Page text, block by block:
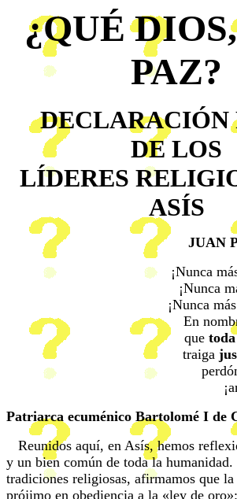
¿QUÉ
PAZ?
DE LOS
LÍDERES
ASÍS
JUAN
¡Nunca
¡Nunca
¡Nunca
En
que
traiga
Patriarca ecuménico Bartolomé I de
Reunidos aquí, en Asís, hemos
y un bien común de toda la
tradiciones religiosas, afirmamos que
prójimo en obediencia a la «ley de